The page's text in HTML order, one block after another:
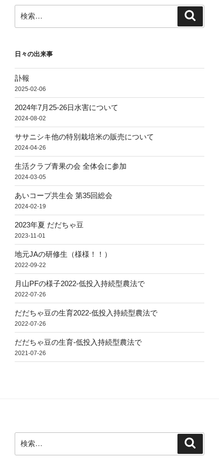
索:
日々の出来事
訃報
2025-02-06
2024年7月25-26日水害について
2024-08-02
ササニシキ他の特別栽培米の販売について
2024-04-26
生活クラブ青果の会 全体会に参加
2024-03-05
あいコープ共生会 第35回総会
2024-02-19
2023年夏 だだちゃ豆
2023-11-01
地元JAの研修生（様様！！）
2022-09-22
月山PFの様子2022-低投入持続型農法で
2022-07-26
だだちゃ豆の生育2022-低投入持続型農法で
2022-07-26
だだちゃ豆の生育-低投入持続型農法で
2021-07-26
索: